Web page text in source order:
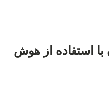
استفاده از هوش